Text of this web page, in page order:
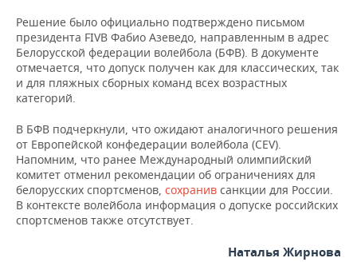
КИБЕРСПОРТ
ФИГУРНОЕ КАТАНИЕ
ВОДНЫЕ ВИДЫ СПОРТА
ХОККЕЙ С МЯЧОМ
КУЛЬТУРА
МЕДИЦИНА
ОБРАЗОВАНИЕ
ПРОИСШЕСТВИЯ
СПИСОК КОМПАНИЙ
Решение было официально подтверждено письмом
президента FIVB Фабио Азеведо, направленным в адрес
Белорусской федерации волейбола (БФВ). В документе
отмечается, что допуск получен как для классических, так
и для пляжных сборных команд всех возрастных
категорий.
В БФВ подчеркнули, что ожидают аналогичного решения
от Европейской конфедерации волейбола (CEV).
Напомним, что ранее Международный олимпийский
комитет отменил рекомендации об ограничениях для
белорусских спортсменов, сохранив санкции для России.
В контексте волейбола информация о допуске российских
спортсменов также отсутствует.
Наталья Жирнова